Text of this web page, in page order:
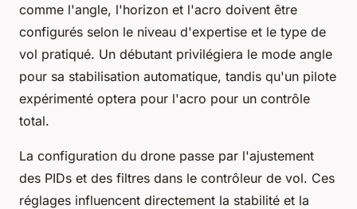
comme l'angle, l'horizon et l'acro doivent être
configurés selon le niveau d'expertise et le type de
vol pratiqué. Un débutant privilégiera le mode angle
pour sa stabilisation automatique, tandis qu'un pilote
expérimenté optera pour l'acro pour un contrôle
total.
La configuration du drone passe par l'ajustement
des PIDs et des filtres dans le contrôleur de vol. Ces
réglages influencent directement la stabilité et la